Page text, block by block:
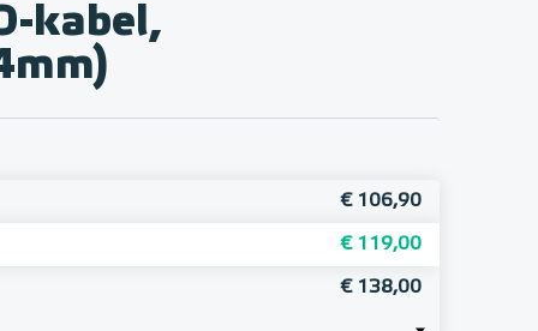
kabel,
€ 106,90
€ 119,00
€ 138,00